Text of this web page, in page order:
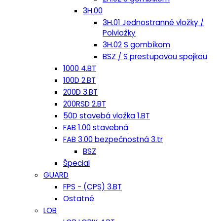
3H.00
3H.01 Jednostranné vložky /
Polvložky
3H.02 S gombíkom
BSZ / S prestupovou spojkou
1000 4.BT
100D 2.BT
200D 3.BT
200RSD 2.BT
50D stavebá vložka 1.BT
FAB 1.00 stavebná
FAB 3.00 bezpečnostná 3.tr
BSZ
Špecial
GUARD
FPS - (CPS) 3.BT
Ostatné
LOB